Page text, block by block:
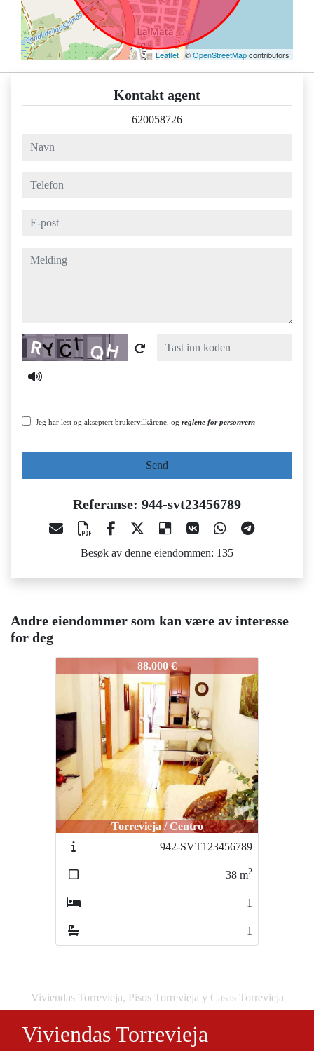
Leaflet | ©OpenStreetMapcontributors
Kontakt agent
620058726
navn
telefon
e-post
melding
Captcha
Jeg har lest og akseptert brukervilkårene, og reglene for personvern
Send
Referanse: 944-svt23456789
Besøk av denne eiendommen: 135
Andre eiendommer som kan være av interesse
for deg
944-svt2345678988.000 €
Torrevieja / Centro
942-SVT123456789
38 m2
1
1
Viviendas Torrevieja, Pisos Torrevieja y Casas Torrevieja
Viviendas Torrevieja